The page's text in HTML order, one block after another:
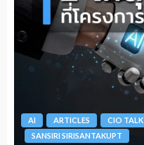
AI ARTICLES CIO TALK
SANSIRI SIRISANTAKUPT